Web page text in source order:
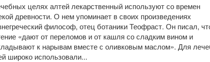
целях алтей лекарственный используют со времен
древности. О нем упоминает в своих произведениях
философ, отец ботаники Теофраст. Он писал,
«дают от переломов и от кашля со сладким вином и
к нарывам вместе с оливковым маслом». Для
широко использовали...